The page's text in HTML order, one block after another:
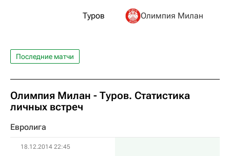
Туров Олимпия Милан
Последние матчи
Олимпия Милан - Туров. Статистика
личных встреч
Евролига
18.12.2014 22:45